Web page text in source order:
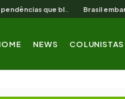
NEWS COLUNISTAS